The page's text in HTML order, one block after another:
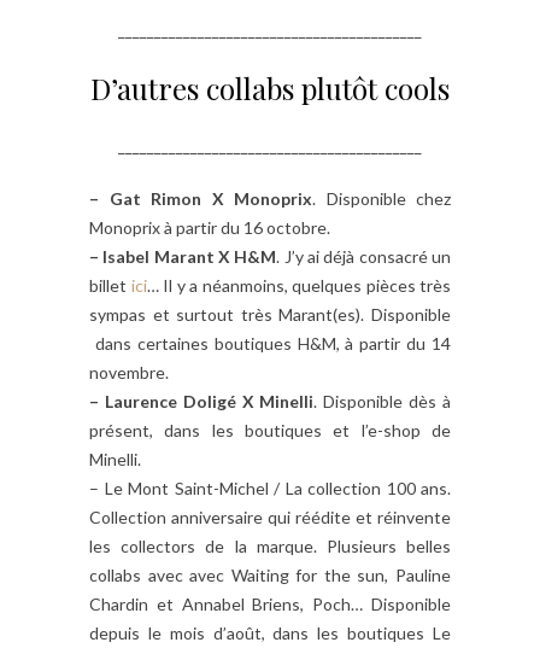
D’autres collabs plutôt cools
– Gat Rimon X Monoprix. Disponible chez
Monoprix à partir du 16 octobre.
– Isabel Marant X H&M. J’y ai déjà consacré un
billet ici… Il y a néanmoins, quelques pièces très
sympas et surtout très Marant(es). Disponible
dans certaines boutiques H&M, à partir du 14
novembre.
– Laurence Doligé X Minelli. Disponible dès à
présent, dans les boutiques et l’e-shop de
Minelli.
– Le Mont Saint-Michel / La collection 100 ans.
Collection anniversaire qui réédite et réinvente
les collectors de la marque. Plusieurs belles
collabs avec avec Waiting for the sun, Pauline
Chardin et Annabel Briens, Poch… Disponible
depuis le mois d’août, dans les boutiques Le